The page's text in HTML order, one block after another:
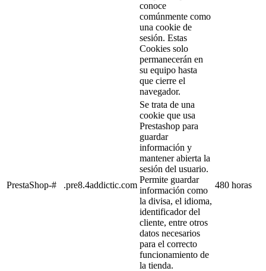
conoce
comúnmente como
una cookie de
sesión. Estas
Cookies solo
permanecerán en
su equipo hasta
que cierre el
navegador.
PrestaShop-# .pre8.4addictic.com
Se trata de una
cookie que usa
Prestashop para
guardar
información y
mantener abierta la
sesión del usuario.
Permite guardar
información como
la divisa, el idioma,
identificador del
cliente, entre otros
datos necesarios
para el correcto
funcionamiento de
la tienda.
480 horas